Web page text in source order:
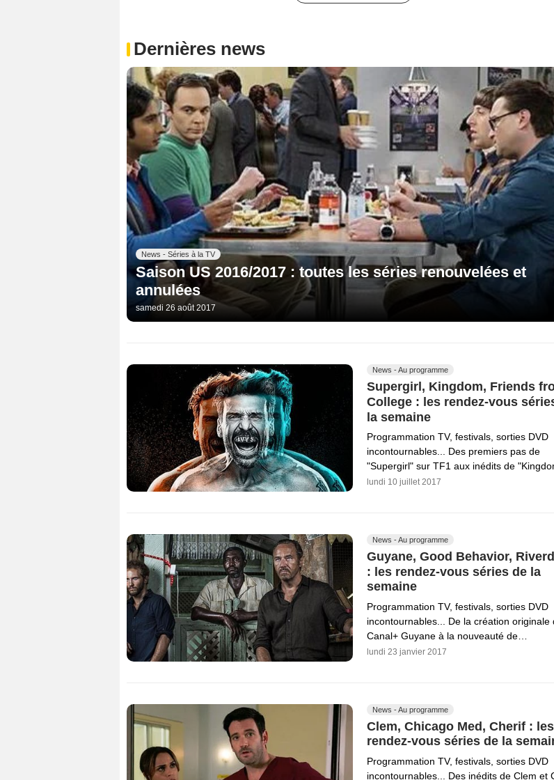
Dernières news
News - Séries à la TV
Saison US 2016/2017 : toutes les séries renouvelées et
annulées
samedi 26 août 2017
News - Au programme
Supergirl, Kingdom, Friends
College : les rendez-vous
la semaine
Programmation TV, festivals, sorties DVD
incontournables... Des premiers pas de
"Supergirl" sur TF1 aux inédits de
lundi 10 juillet 2017
News - Au programme
Guyane, Good Behavior,
: les rendez-vous séries de la
semaine
Programmation TV, festivals, sorties DVD
incontournables... De la création originale
Canal+ Guyane à la nouveauté de…
lundi 23 janvier 2017
News - Au programme
Clem, Chicago Med, Cherif : les
rendez-vous séries de la
Programmation TV, festivals, sorties DVD
incontournables... Des inédits de Clem et